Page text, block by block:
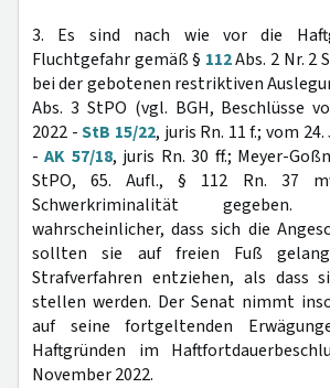
3. Es sind nach wie vor die
Fluchtgefahr gemäß § 112Abs. 2 Nr. 2
bei der gebotenen restriktiven
Abs. 3 StPO (vgl. BGH, Beschlüsse
2022 -StB 15/22, juris Rn. 11 f.; vom
-AK 57/18, juris Rn. 30 ff.; Meyer-
StPO, 65. Aufl., § 112 Rn. 37
Schwerkriminalität
wahrscheinlicher, dass sich die
sollten sie auf freien Fuß
Strafverfahren entziehen, als dass
stellen werden. Der Senat nimmt
auf seine fortgeltenden
Haftgründen im
November 2022.